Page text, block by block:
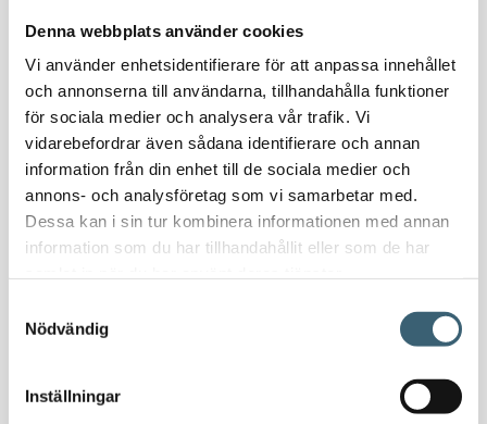
Denna webbplats använder cookies
Vi använder enhetsidentifierare för att anpassa innehållet
och annonserna till användarna, tillhandahålla funktioner
för sociala medier och analysera vår trafik. Vi
vidarebefordrar även sådana identifierare och annan
information från din enhet till de sociala medier och
annons- och analysföretag som vi samarbetar med.
Dessa kan i sin tur kombinera informationen med annan
information som du har tillhandahållit eller som de har
Nödvändig
Inställningar
Oljeavskiljare & Fettavskiljare
Specialsvetsade lagringstankar
Ståltankar för lagring, transport & process
AdBlue
AdBluetankar
AdBlue transporttankar
AdBluepumpar & tillbehör
Dieseltank reservdelar & tillbehör
Dieseltankar ADR 500-3000 liter